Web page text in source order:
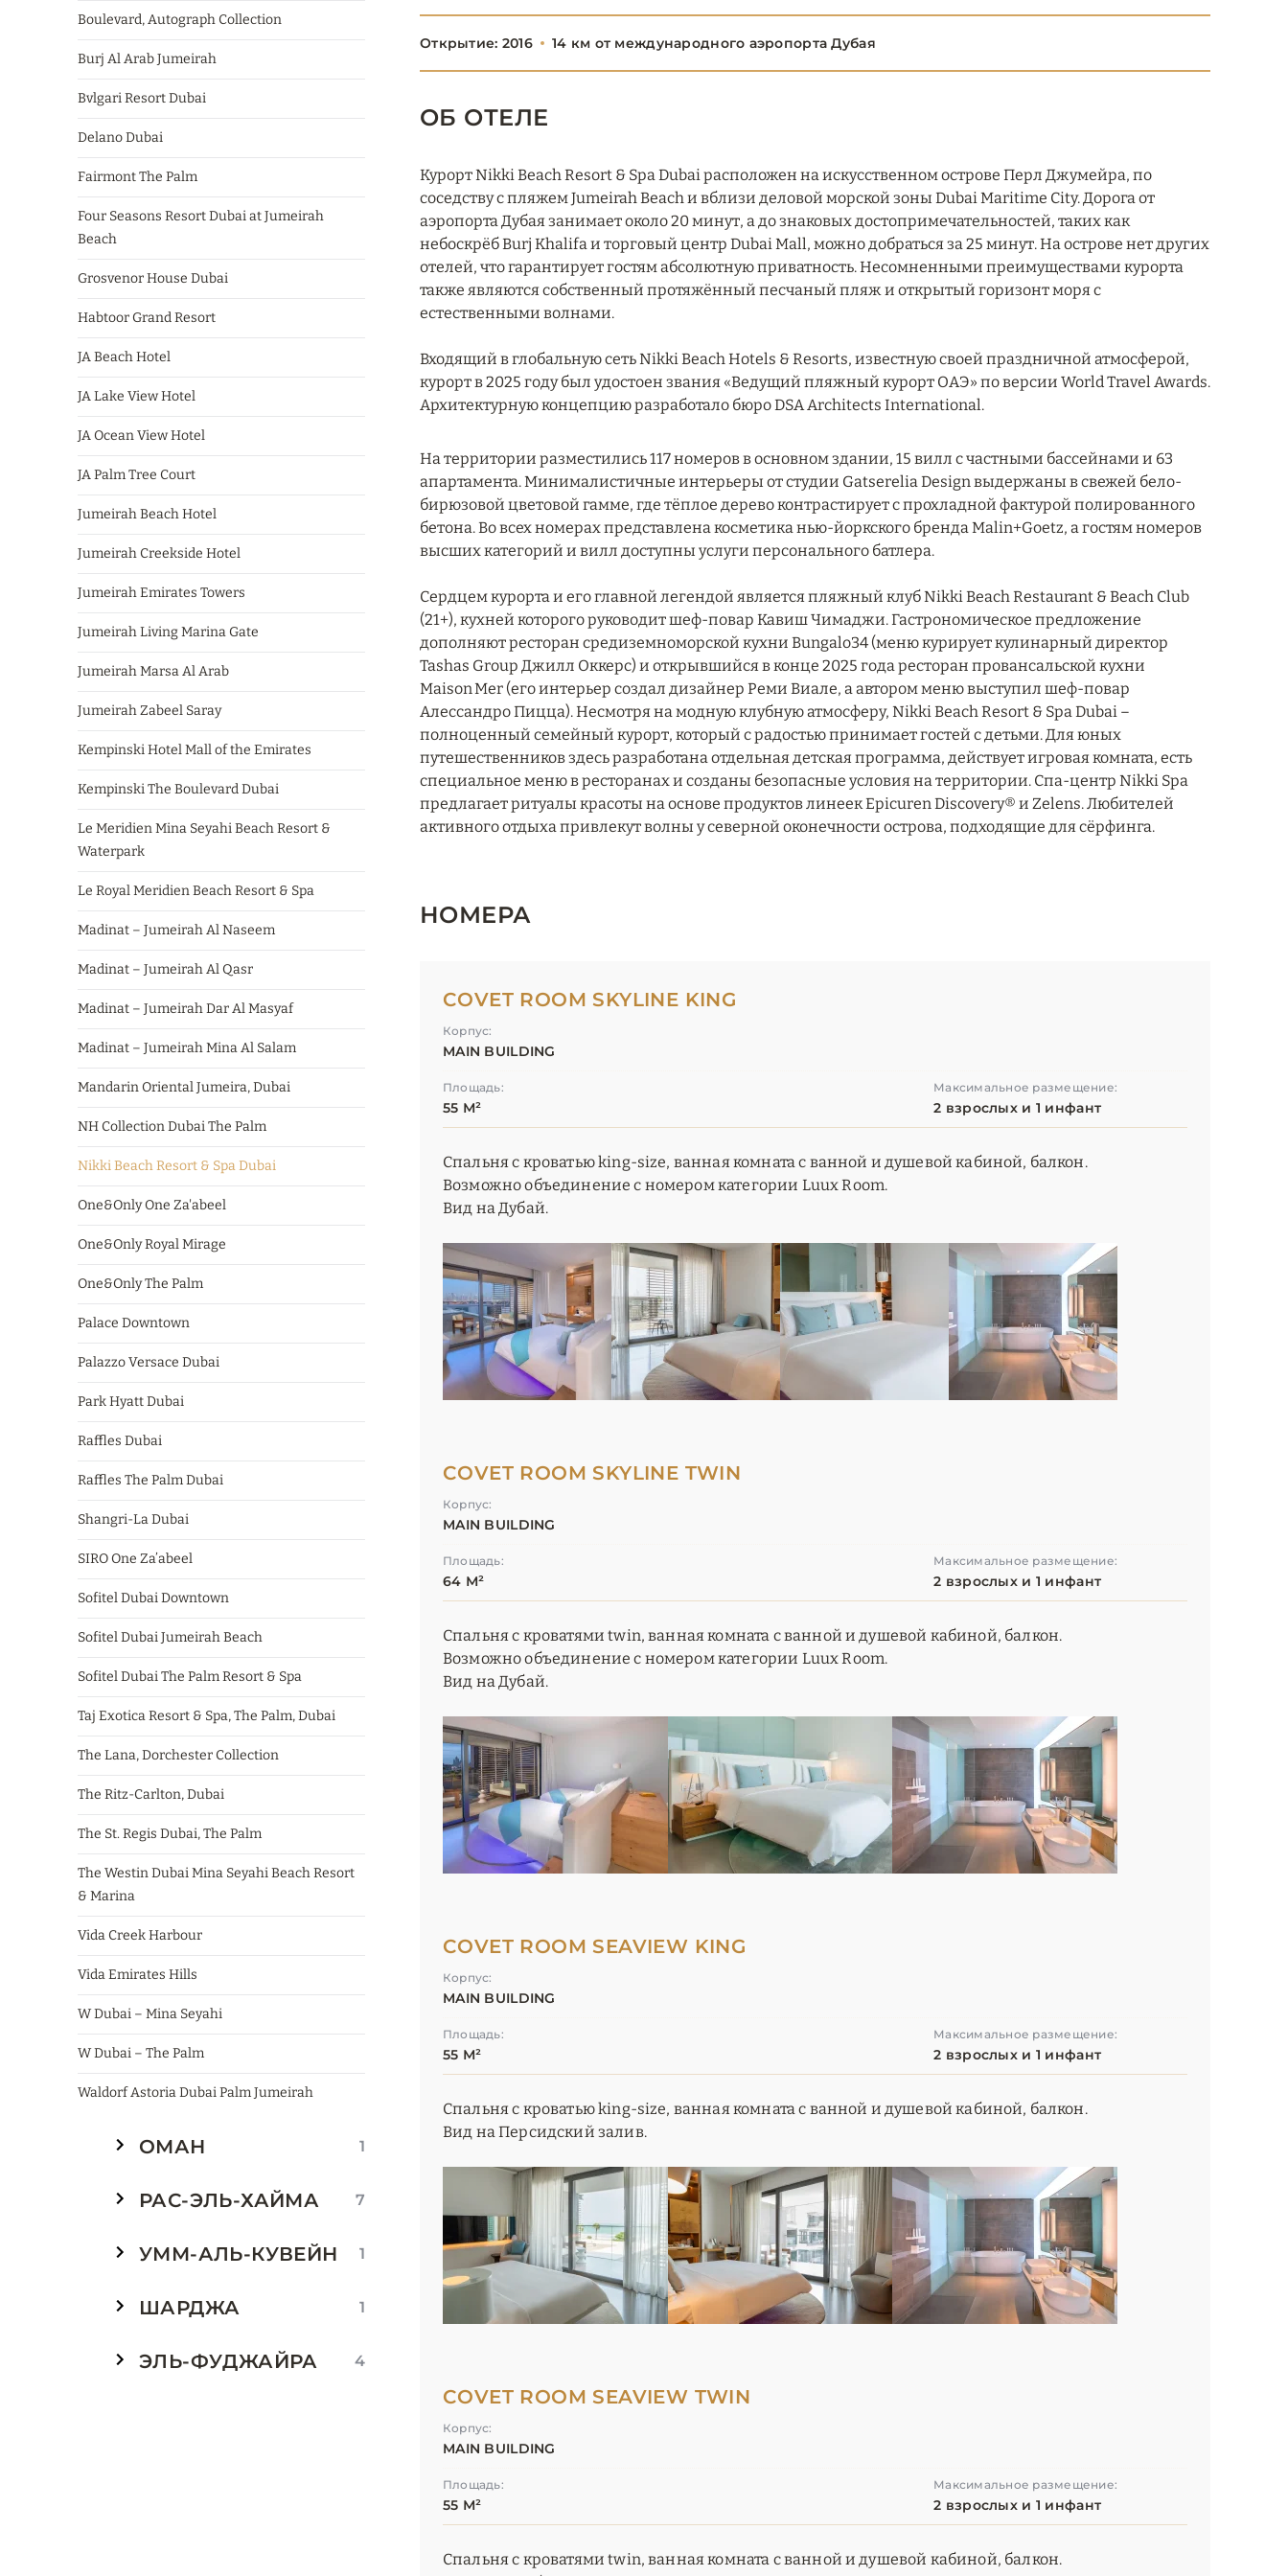
Boulevard, Autograph Collection
Burj Al Arab Jumeirah
Bvlgari Resort Dubai
Delano Dubai
Fairmont The Palm
Four Seasons Resort Dubai at Jumeirah
Beach
Grosvenor House Dubai
Habtoor Grand Resort
JA Beach Hotel
JA Lake View Hotel
JA Ocean View Hotel
JA Palm Tree Court
Jumeirah Beach Hotel
Jumeirah Creekside Hotel
Jumeirah Emirates Towers
Jumeirah Living Marina Gate
Jumeirah Marsa Al Arab
Jumeirah Zabeel Saray
Kempinski Hotel Mall of the Emirates
Kempinski The Boulevard Dubai
Le Meridien Mina Seyahi Beach Resort &
Waterpark
Le Royal Mеridien Beach Resort & Spa
Madinat – Jumeirah Al Naseem
Madinat – Jumeirah Al Qasr
Madinat – Jumeirah Dar Al Masyaf
Madinat – Jumeirah Mina Al Salam
Mandarin Oriental Jumeira, Dubai
NH Collection Dubai The Palm
Nikki Beach Resort & Spa Dubai
One&Only One Za'abeel
One&Only Royal Mirage
One&Only The Palm
Palace Downtown
Palazzo Versace Dubai
Park Hyatt Dubai
Raffles Dubai
Raffles The Palm Dubai
Shangri-La Dubai
SIRO One Za’abeel
Sofitel Dubai Downtown
Sofitel Dubai Jumeirah Beach
Sofitel Dubai The Palm Resort & Spa
Taj Exotica Resort & Spa, The Palm, Dubai
The Lana, Dorchester Collection
The Ritz-Carlton, Dubai
The St. Regis Dubai, The Palm
The Westin Dubai Mina Seyahi Beach Resort
& Marina
Vida Creek Harbour
Vida Emirates Hills
W Dubai – Mina Seyahi
W Dubai – The Palm
Waldorf Astoria Dubai Palm Jumeirah
ОМАН 1
РАС-ЭЛЬ-ХАЙМА 7
УММ-АЛЬ-КУВЕЙН 1
ШАРДЖА 1
ЭЛЬ-ФУДЖАЙРА 4
Открытие: 2016 14 км от международного аэропорта Дубая
ОБ ОТЕЛЕ
Курорт Nikki Beach Resort & Spa Dubai расположен на искусственном острове Перл Джумейра, по
соседству с пляжем Jumeirah Beach и вблизи деловой морской зоны Dubai Maritime City. Дорога от
аэропорта Дубая занимает около 20 минут, а до знаковых достопримечательностей, таких как
небоскрёб Burj Khalifa и торговый центр Dubai Mall, можно добраться за 25 минут. На острове нет других
отелей, что гарантирует гостям абсолютную приватность. Несомненными преимуществами курорта
также являются собственный протяжённый песчаный пляж и открытый горизонт моря с
естественными волнами.
Входящий в глобальную сеть Nikki Beach Hotels & Resorts, известную своей праздничной атмосферой,
курорт в 2025 году был удостоен звания «Ведущий пляжный курорт ОАЭ» по версии World Travel Awards.
Архитектурную концепцию разработало бюро DSA Architects International.
На территории разместились 117 номеров в основном здании, 15 вилл с частными бассейнами и 63
апартамента. Минималистичные интерьеры от студии Gatserelia Design выдержаны в свежей бело-
бирюзовой цветовой гамме, где тёплое дерево контрастирует с прохладной фактурой полированного
бетона. Во всех номерах представлена косметика нью-йоркского бренда Malin+Goetz, а гостям номеров
высших категорий и вилл доступны услуги персонального батлера.
Сердцем курорта и его главной легендой является пляжный клуб Nikki Beach Restaurant & Beach Club
(21+), кухней которого руководит шеф-повар Кавиш Чимаджи. Гастрономическое предложение
дополняют ресторан средиземноморской кухни Bungalo34 (меню курирует кулинарный директор
Tashas Group Джилл Оккерс) и открывшийся в конце 2025 года ресторан провансальской кухни
Maison Mer (его интерьер создал дизайнер Реми Виале, а автором меню выступил шеф-повар
Алессандро Пицца). Несмотря на модную клубную атмосферу, Nikki Beach Resort & Spa Dubai –
полноценный семейный курорт, который с радостью принимает гостей с детьми. Для юных
путешественников здесь разработана отдельная детская программа, действует игровая комната, есть
специальное меню в ресторанах и созданы безопасные условия на территории. Спа-центр Nikki Spa
предлагает ритуалы красоты на основе продуктов линеек Epicuren Discovery® и Zelens. Любителей
активного отдыха привлекут волны у северной оконечности острова, подходящие для сёрфинга.
НОМЕРА
COVET ROOM SKYLINE KING
Корпус:
MAIN BUILDING
Площадь:
55 М²
Максимальное размещение:
2 взрослых и 1 инфант
Спальня с кроватью king-size, ванная комната с ванной и душевой кабиной, балкон.
Возможно объединение с номером категории Luux Room.
Вид на Дубай.
COVET ROOM SKYLINE TWIN
Корпус:
MAIN BUILDING
Площадь:
64 М²
Максимальное размещение:
2 взрослых и 1 инфант
Спальня с кроватями twin, ванная комната с ванной и душевой кабиной, балкон.
Возможно объединение с номером категории Luux Room.
Вид на Дубай.
COVET ROOM SEAVIEW KING
Корпус:
MAIN BUILDING
Площадь:
55 М²
Максимальное размещение:
2 взрослых и 1 инфант
Спальня с кроватью king-size, ванная комната с ванной и душевой кабиной, балкон.
Вид на Персидский залив.
COVET ROOM SEAVIEW TWIN
Корпус:
MAIN BUILDING
Площадь:
55 М²
Максимальное размещение:
2 взрослых и 1 инфант
Спальня с кроватями twin, ванная комната с ванной и душевой кабиной, балкон.